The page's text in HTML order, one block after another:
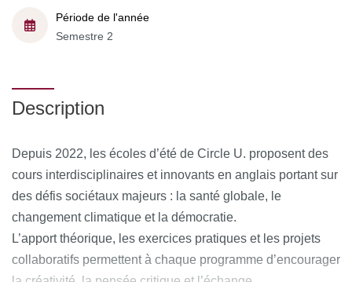
Période de l'année
Semestre 2
Description
Depuis 2022, les écoles d’été de Circle U. proposent des
cours interdisciplinaires et innovants en anglais portant sur
des défis sociétaux majeurs : la santé globale, le
changement climatique et la démocratie.
L’apport théorique, les exercices pratiques et les projets
collaboratifs permettent à chaque programme d’encourager